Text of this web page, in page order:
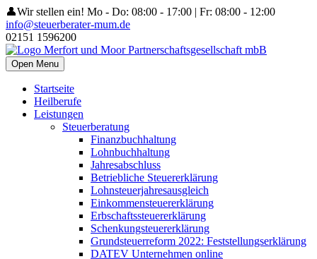
👤Wir stellen ein! Mo - Do: 08:00 - 17:00 | Fr: 08:00 - 12:00
info@steuerberater-mum.de
02151 1596200
Open Menu
Startseite
Heilberufe
Leistungen
Steuerberatung
Finanzbuchhaltung
Lohnbuchhaltung
Jahresabschluss
Betriebliche Steuererklärung
Lohnsteuerjahresausgleich
Einkommensteuererklärung
Erbschaftssteuererklärung
Schenkungsteuererklärung
Grundsteuerreform 2022: Feststellungserklärung
DATEV Unternehmen online